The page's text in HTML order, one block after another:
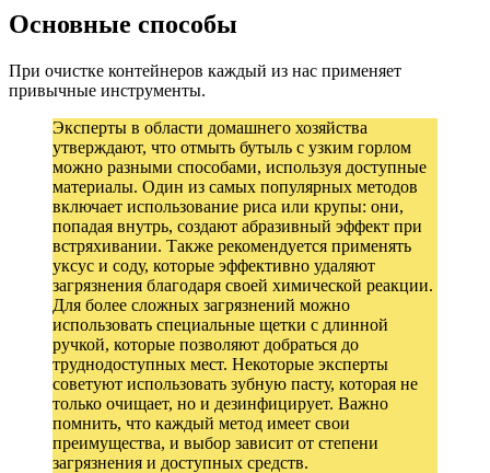
Основные способы
При очистке контейнеров каждый из нас применяет
привычные инструменты.
Эксперты в области домашнего хозяйства
утверждают, что отмыть бутыль с узким горлом
можно разными способами, используя доступные
материалы. Один из самых популярных методов
включает использование риса или крупы: они,
попадая внутрь, создают абразивный эффект при
встряхивании. Также рекомендуется применять
уксус и соду, которые эффективно удаляют
загрязнения благодаря своей химической реакции.
Для более сложных загрязнений можно
использовать специальные щетки с длинной
ручкой, которые позволяют добраться до
труднодоступных мест. Некоторые эксперты
советуют использовать зубную пасту, которая не
только очищает, но и дезинфицирует. Важно
помнить, что каждый метод имеет свои
преимущества, и выбор зависит от степени
загрязнения и доступных средств.